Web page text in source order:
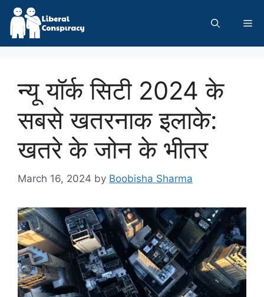
Skip
content
न्यू यॉर्क सिटी 2024 के
सबसे खतरनाक इलाके:
खतरे के जोन के भीतर
March 16, 2024 by Boobisha Sharma